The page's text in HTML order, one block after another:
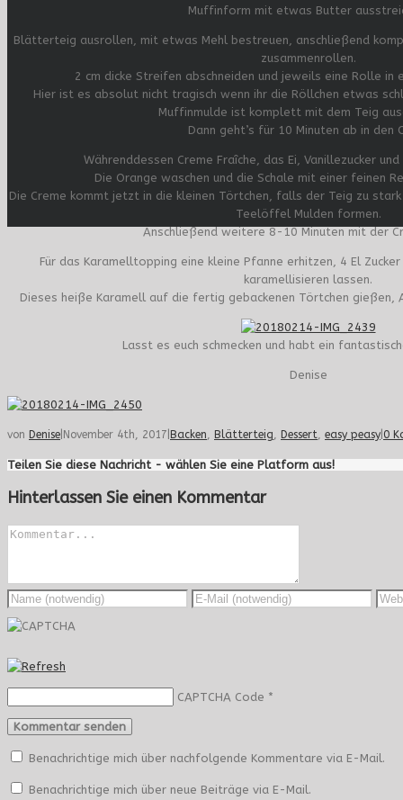
Muffinform mit etwas Butter
Blätterteig ausrollen, mit etwas Mehl bestreuen, anschließend
zusammenrollen.
2 cm dicke Streifen abschneiden und jeweils eine Rolle in
Hier ist es absolut nicht tragisch wenn ihr die Röllchen etwas
Muffinmulde ist komplett mit dem Teig
Dann geht’s für 10 Minuten ab in den
Währenddessen Creme Fraîche, das Ei, Vanillezucker
Die Orange waschen und die Schale mit einer feinen
Die Creme kommt jetzt in die kleinen Törtchen, falls der Teig zu
Teelöffel Mulden formen.
Anschließend weitere 8-10 Minuten mit der
Für das Karamelltopping eine kleine Pfanne erhitzen, 4 El
karamellisieren lassen.
Dieses heiße Karamell auf die fertig gebackenen Törtchen gießen,
Lasst es euch schmecken und habt ein
Denise
von Denise November 4th, 2017 Backen, Blätterteig, Dessert, easy peasy 0
Teilen Sie diese Nachricht - wählen Sie eine Platform aus!
Hinterlassen Sie einen Kommentar
CAPTCHA Code *
Benachrichtige mich über nachfolgende Kommentare via E-Mail.
Benachrichtige mich über neue Beiträge via E-Mail.